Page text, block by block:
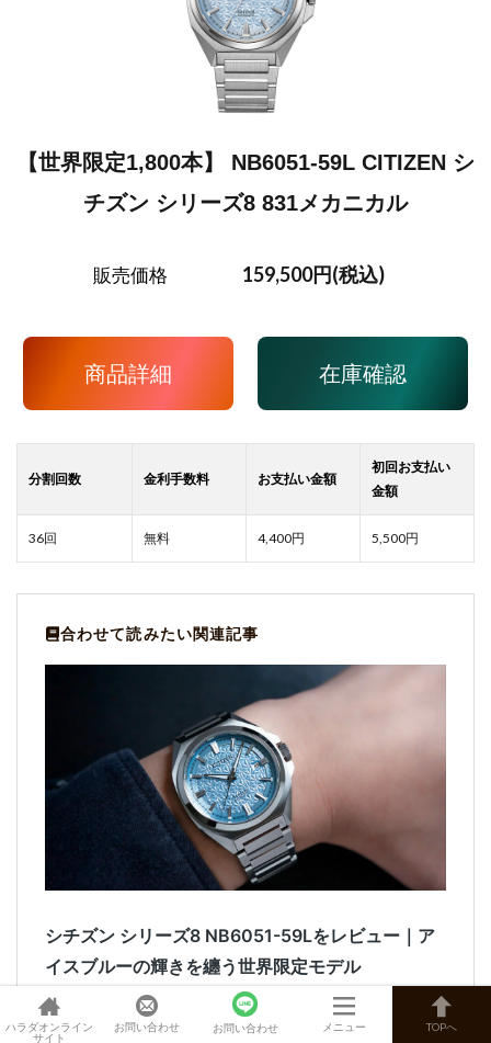
【世界限定1,800本】 NB6051-59L CITIZEN シ
チズン シリーズ8 831メカニカル
販売価格 159,500円(税込)
商品詳細 在庫確認
4,400 5,500
ハラダオンライン
サイト
お問い合わせ お問い合わせ メニュー TOPへ